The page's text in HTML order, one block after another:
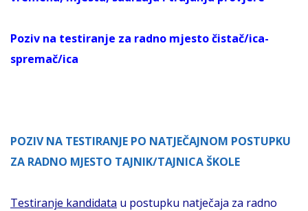
Poziv na testiranje za radno mjesto čistač/ica-
spremač/ica
POZIV NA TESTIRANJE PO NATJEČAJNOM POSTUPKU
ZA RADNO MJESTO TAJNIK/TAJNICA ŠKOLE
Testiranje kandidata u postupku natječaja za radno